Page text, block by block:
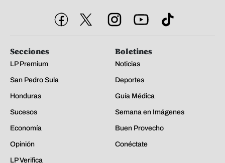
Secciones
LP Premium
San Pedro Sula
Honduras
Sucesos
Economía
Opinión
LP Verifica
Boletines
Noticias
Deportes
Guía Médica
Semana en Imágenes
Buen Provecho
Conéctate